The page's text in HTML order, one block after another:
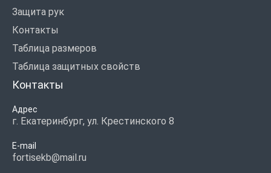
Защита рук
Контакты
Таблица размеров
Таблица защитных свойств
Контакты
Адрес
г. Екатеринбург, ул. Крестинского 8
E-mail
fortisekb@mail.ru